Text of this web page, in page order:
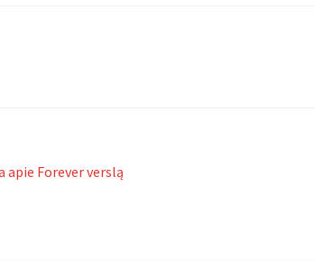
apie Forever verslą